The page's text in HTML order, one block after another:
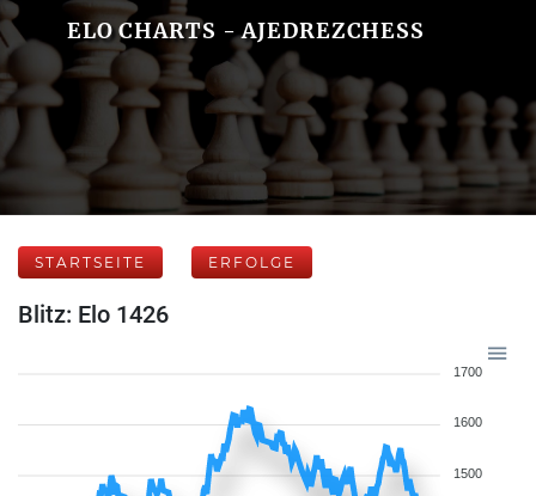
ELO CHARTS - AJEDREZCHESS
STARTSEITE ERFOLGE
Blitz: Elo 1426
1700
1600
1500